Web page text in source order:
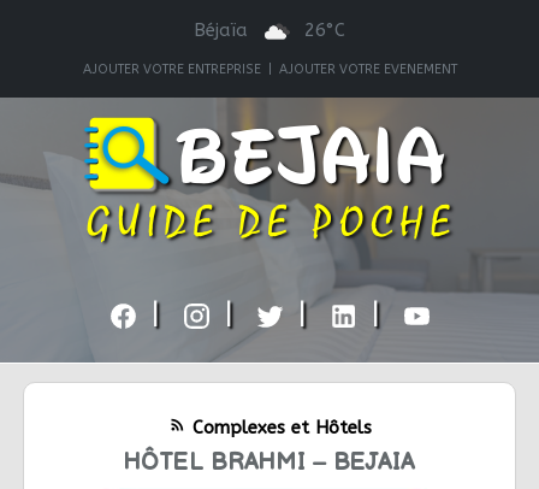
Béjaïa 26°C
AJOUTER VOTRE ENTREPRISE| AJOUTER VOTRE EVENEMENT
| | | |
rss_feed Complexes et Hôtels
HÔTEL BRAHMI – BEJAIA